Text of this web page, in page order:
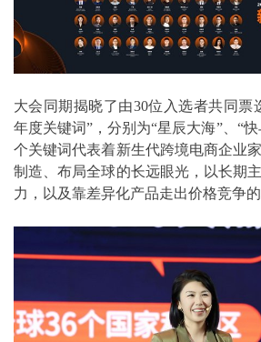
大会同期揭晓了由30位入选者共同票
年度关键词”，分别为“星辰大海”、“
个关键词代表着新生代跨境电商企业
制造、布局全球的长远眼光，以长期
力，以及靠差异化产品走出价格竞争的